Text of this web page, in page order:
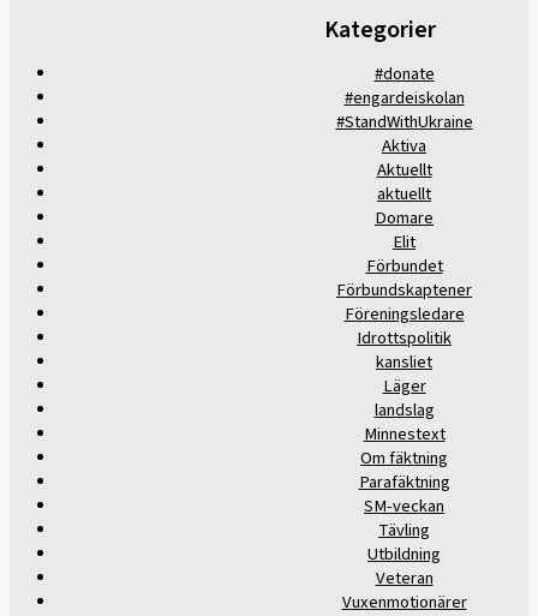
Kategorier
#donate
#engardeiskolan
#StandWithUkraine
Aktiva
Aktuellt
aktuellt
Domare
Elit
Förbundet
Förbundskaptener
Föreningsledare
Idrottspolitik
kansliet
Läger
landslag
Minnestext
Om fäktning
Parafäktning
SM-veckan
Tävling
Utbildning
Veteran
Vuxenmotionärer